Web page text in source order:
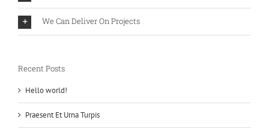
We Can Deliver On Projects
Recent Posts
Hello world!
Praesent Et Urna Turpis